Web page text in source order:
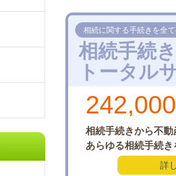
相続に関する手続きを全
相続手続き
トータル
242,000
相続手続きから不動
あらゆる相続手続き
詳